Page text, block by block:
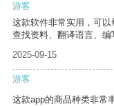
游客
这款软件非常实用，可
查找资料、翻译语言、编
2025-09-15
游客
这款app的商品种类非常